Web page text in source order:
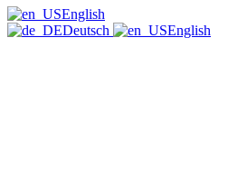
Scroll
to
English
Deutsch
English